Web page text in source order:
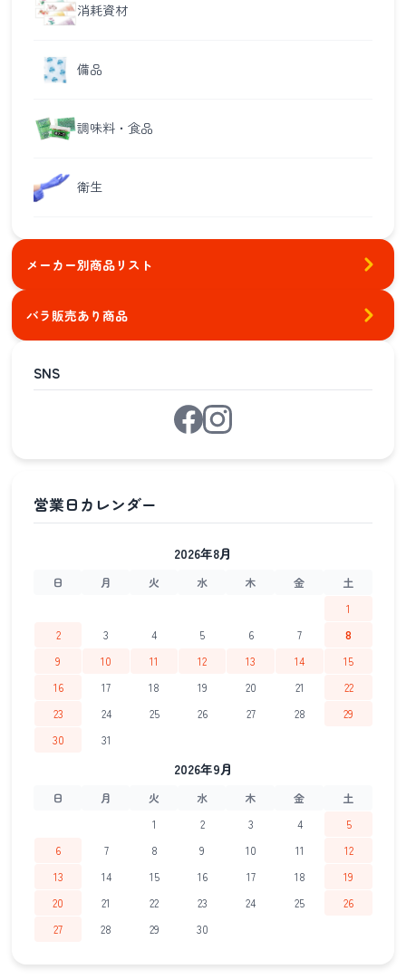
消耗資材
備品
調味料・食品
衛生
メーカー別商品リスト
バラ販売あり商品
SNS
2026年8月
日 月 火 水 木 金
土
1
2
3 4 5 6 7
8
9
10 11 12 13 14
15
16
17 18 19 20 21
22
23
24 25 26 27 28
29
30
31
2026年9月
日 月 火 水 木 金
土
1
2 3 4
5
6
7 8 9 10 11
12
13
14 15 16 17 18
19
20
21 22 23 24 25
26
27
28 29 30